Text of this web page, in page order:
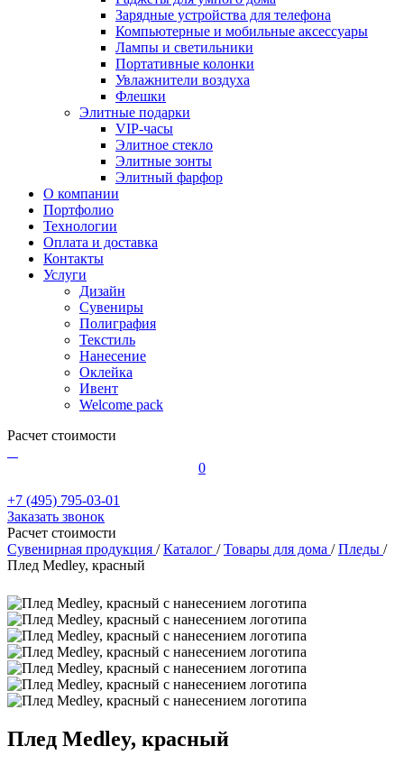
Зарядные устройства для телефона
Компьютерные и мобильные аксессуары
Лампы и светильники
Портативные колонки
Увлажнители воздуха
Флешки
Элитные подарки
VIP-часы
Элитное стекло
Элитные зонты
Элитный фарфор
О компании
Портфолио
Технологии
Оплата и доставка
Контакты
Услуги
Дизайн
Сувениры
Полиграфия
Текстиль
Нанесение
Оклейка
Ивент
Welcome pack
Расчет стоимости
0
+7 (495) 795-03-01
Заказать звонок
Расчет стоимости
Сувенирная продукция / Каталог / Товары для дома / Пледы /
Плед Medley, красный
Плед Medley, красный